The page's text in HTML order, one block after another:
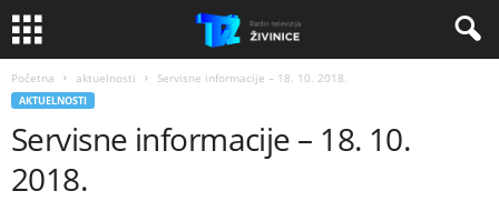
Početna aktuelnosti Servisne informacije – 18. 10. 2018.
AKTUELNOSTI
Servisne informacije – 18. 10.
2018.